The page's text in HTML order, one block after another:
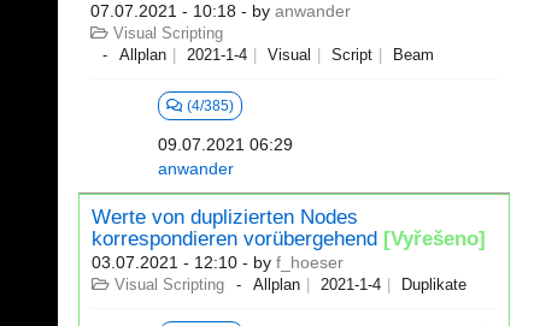
07.07.2021 - 10:18 - by anwander
Visual Scripting
Allplan
2021-1-4 Visual Script Beam
(4/385)
09.07.2021 06:29
anwander
Werte von duplizierten Nodes
korrespondieren vorübergehend [Vyřešeno]
03.07.2021 - 12:10 - by f_hoeser
Visual Scripting Allplan 2021-1-4 Duplikate